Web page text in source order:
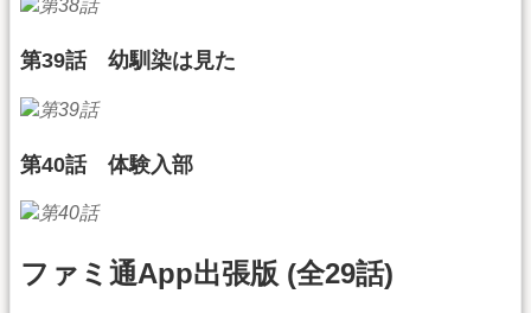
第39話 幼馴染は見た
第40話 体験入部
ファミ通App出張版 (全29話)